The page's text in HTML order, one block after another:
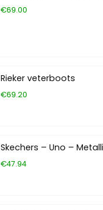
€69.00
Rieker veterboots
€69.20
Skechers – Uno –
€47.94